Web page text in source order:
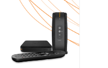
puis 57,99 € par mois,